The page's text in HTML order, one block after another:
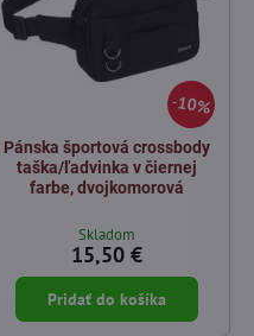
10%
Pánska športová crossbody
taška/ľadvinka v čiernej
farbe, dvojkomorová
Skladom
15,50 €
Pridať do košíka